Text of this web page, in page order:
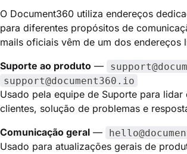
O Document360 utiliza endereços
para diferentes propósitos de
mails oficiais vêm de um dos endereços
Suporte ao produto —
support@document360.io
Usado pela equipe de Suporte para
clientes, solução de problemas e
Comunicação geral —
Usado para atualizações gerais de